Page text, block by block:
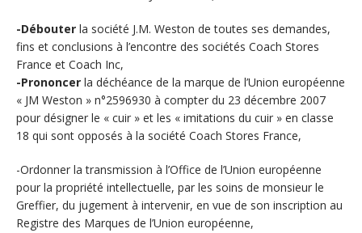
-Débouter la société J.M. Weston de toutes ses demandes,
fins et conclusions à l’encontre des sociétés Coach Stores
France et Coach Inc,
-Prononcer la déchéance de la marque de l’Union européenne
« JM Weston » n°2596930 à compter du 23 décembre 2007
pour désigner le « cuir » et les « imitations du cuir » en classe
18 qui sont opposés à la société Coach Stores France,
-Ordonner la transmission à l’Office de l’Union européenne
pour la propriété intellectuelle, par les soins de monsieur le
Greffier, du jugement à intervenir, en vue de son inscription au
Registre des Marques de l’Union européenne,